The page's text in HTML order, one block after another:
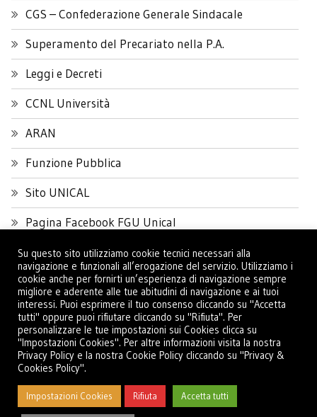
CGS – Confederazione Generale Sindacale
Superamento del Precariato nella P.A.
Leggi e Decreti
CCNL Università
ARAN
Funzione Pubblica
Sito UNICAL
Pagina Facebook FGU Unical
Total Views:195.985
Su questo sito utilizziamo cookie tecnici necessari alla
navigazione e funzionali all’erogazione del servizio. Utilizziamo i
cookie anche per fornirti un’esperienza di navigazione sempre
migliore e aderente alle tue abitudini di navigazione e ai tuoi
interessi. Puoi esprimere il tuo consenso cliccando su "Accetta
tutti" oppure puoi rifiutare cliccando su "Rifiuta". Per
personalizzare le tue impostazioni sui Cookies clicca su
"Impostazioni Cookies". Per altre informazioni visita la nostra
Privacy Policy e la nostra Cookie Policy cliccando su "Privacy &
Cookies Policy".
Impostazioni Cookies Rifiuta Accetta tutti